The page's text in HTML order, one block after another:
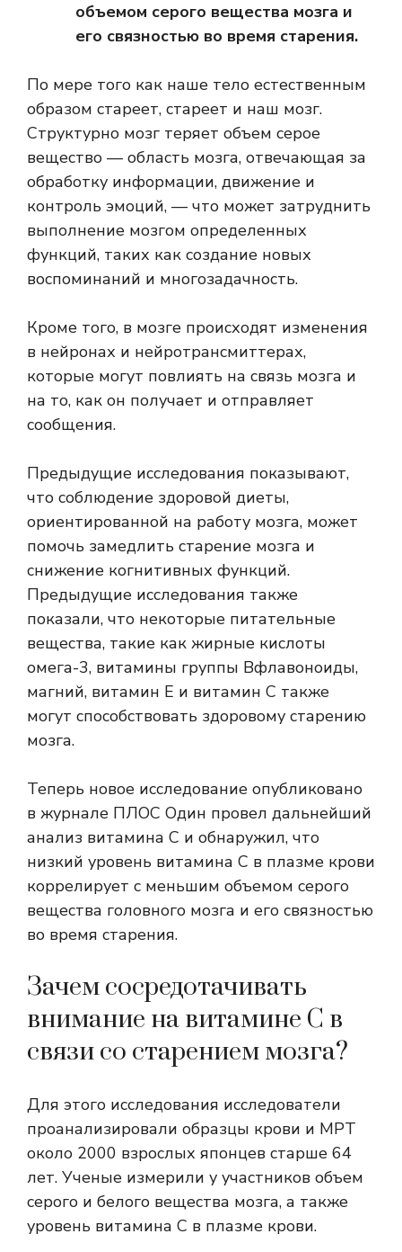
объемом серого вещества мозга и
его связностью во время старения.
По мере того как наше тело естественным
образом стареет, стареет и наш мозг.
Структурно мозг теряет объем серое
вещество — область мозга, отвечающая за
обработку информации, движение и
контроль эмоций, — что может затруднить
выполнение мозгом определенных
функций, таких как создание новых
воспоминаний и многозадачность.
Кроме того, в мозге происходят изменения
в нейронах и нейротрансмиттерах,
которые могут повлиять на связь мозга и
на то, как он получает и отправляет
сообщения.
Предыдущие исследования показывают,
что соблюдение здоровой диеты,
ориентированной на работу мозга, может
помочь замедлить старение мозга и
снижение когнитивных функций.
Предыдущие исследования также
показали, что некоторые питательные
вещества, такие как жирные кислоты
омега-3, витамины группы Вфлавоноиды,
магний, витамин Е и витамин С также
могут способствовать здоровому старению
мозга.
Теперь новое исследование опубликовано
в журнале ПЛОС Один провел дальнейший
анализ витамина С и обнаружил, что
низкий уровень витамина С в плазме крови
коррелирует с меньшим объемом серого
вещества головного мозга и его связностью
во время старения.
Зачем сосредотачивать
внимание на витамине С в
связи со старением мозга?
Для этого исследования исследователи
проанализировали образцы крови и МРТ
около 2000 взрослых японцев старше 64
лет. Ученые измерили у участников объем
серого и белого вещества мозга, а также
уровень витамина С в плазме крови.